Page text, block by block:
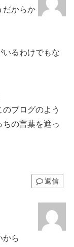
だからか
いるわけでもな
ブログのよう
の言葉を遮っ
返信
から